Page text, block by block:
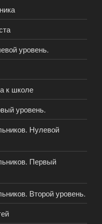
уровень.
к школе
уровень.
Нулевой
Первый
Второй уровень.